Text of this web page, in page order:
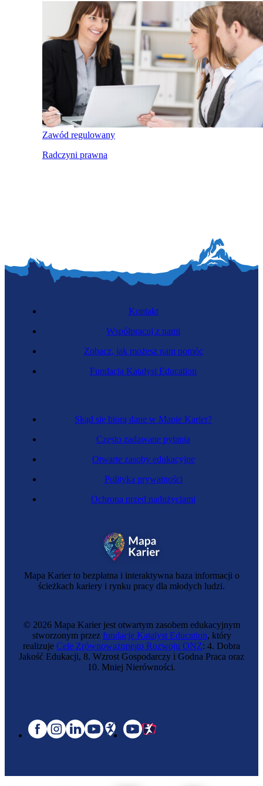
Zawód regulowany
Radczyni prawna
Mapa Karier to bezpłatna i interaktywna baza informacji o
ścieżkach kariery i rynku pracy dla młodych ludzi.
Skąd się biorą dane w Mapie Karier?
Często zadawane pytania
Otwarte zasoby edukacyjne
Polityka prywatności
Ochrona przed nadużyciami
Kontakt
Współpracuj z nami
Zobacz, jak możesz nam pomóc
Fundacja Katalyst Education
© 2026 Mapa Karier jest otwartym zasobem edukacyjnym
stworzonym przez fundację Katalyst Education, który
realizuje Cele Zrównoważonego Rozwoju ONZ: 4. Dobra
Jakość Edukacji, 8. Wzrost Gospodarczy i Godna Praca oraz
10. Mniej Nierówności.